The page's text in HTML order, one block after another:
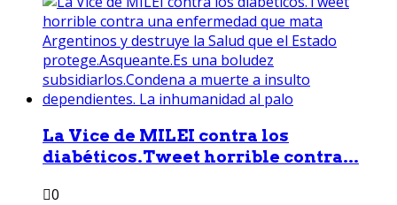
La Vice de MILEI contra los
diabéticos.Tweet horrible contra...
0